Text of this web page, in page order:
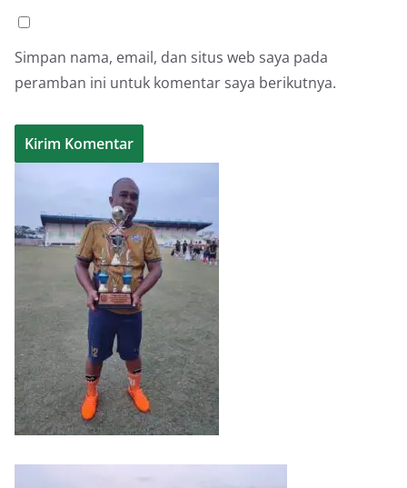
Simpan nama, email, dan situs web saya pada
peramban ini untuk komentar saya berikutnya.